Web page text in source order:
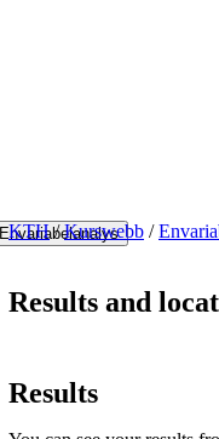
Envariabelanalys
KTH / Kurswebb /
Results and
Results